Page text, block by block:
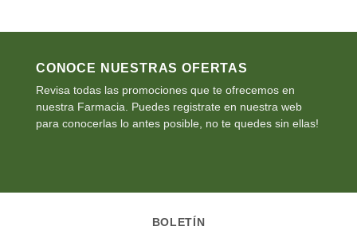
CONOCE NUESTRAS OFERTAS
Revisa todas las promociones que te ofrecemos en
nuestra Farmacia. Puedes registrate en nuestra web
para conocerlas lo antes posible, no te quedes sin ellas!
BOLETÍN